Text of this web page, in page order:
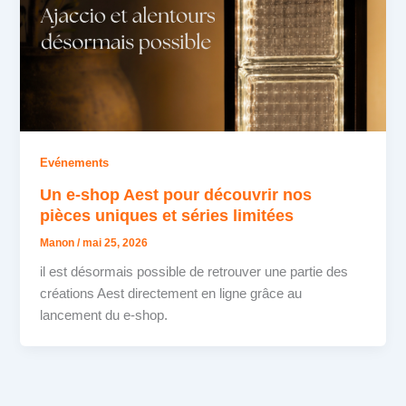
Evénements
Un e-shop Aest pour découvrir nos
pièces uniques et séries limitées
Manon/mai 25, 2026
il est désormais possible de retrouver une partie des
créations Aest directement en ligne grâce au
lancement du e-shop.